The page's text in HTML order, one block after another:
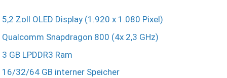
5,2 Zoll OLED Display (1.920 x 1.080 Pixel)
Qualcomm Snapdragon 800 (4x 2,3 GHz)
3 GB LPDDR3 Ram
16/32/64 GB interner Speicher